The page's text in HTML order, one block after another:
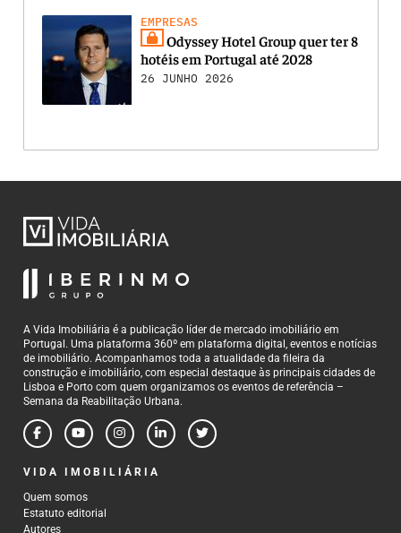
EMPRESAS
Odyssey Hotel Group quer ter 8
hotéis em Portugal até 2028
26 JUNHO 2026
A Vida Imobiliária é a publicação líder de mercado imobiliário em
Portugal. Uma plataforma 360º em plataforma digital, eventos e notícias
de imobiliário. Acompanhamos toda a atualidade da fileira da
construção e imobiliário, com especial destaque às principais cidades de
Lisboa e Porto com quem organizamos os eventos de referência –
Semana da Reabilitação Urbana.
VIDA IMOBILIÁRIA
Quem somos
Estatuto editorial
Autores